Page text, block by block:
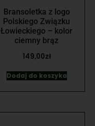
Bransoletka z logo
Polskiego Związku
Łowieckiego – kolor
ciemny brąz
149,00zł
Dodaj do koszyka